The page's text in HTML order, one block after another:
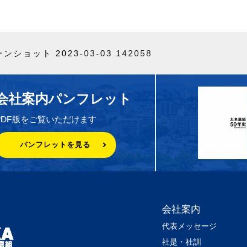
ンショット 2023-03-03 142058
社案内パンフレット
版をご覧いただけます
パンフレットを見る
会社案内
代表メッセージ
社是・社訓